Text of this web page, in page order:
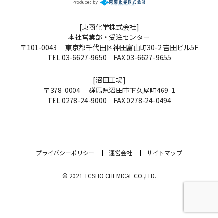
[東商化学株式会社]
本社営業部・受注センター
〒101-0043 東京都千代田区神田富山町30-2 吉田ビル5F
TEL 03-6627-9650 FAX 03-6627-9655
[沼田工場]
〒378-0004 群馬県沼田市下久屋町469-1
TEL 0278-24-9000 FAX 0278-24-0494
プライバシーポリシー 運営会社 サイトマップ
© 2021 TOSHO CHEMICAL CO.,LTD.